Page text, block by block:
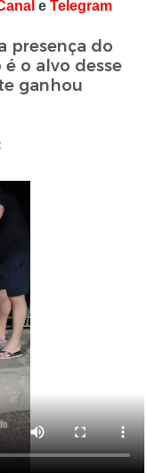
eTelegram
presença do
o alvo desse
ganhou